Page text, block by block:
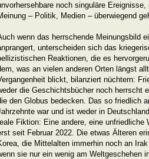
noch singuläre
– Politik, Medien – überwiegend
wenn das herrschende Meinungsbild
unterscheiden sich das
Reaktionen, die es
was an vielen anderen Orten längst
blickt, bilanziert nüchtern:
die Geschichtsbücher noch herrscht
den Globus bedecken. Das so friedlich
war und ist weder in
Fiktion: Eine andere, eine unfriedliche
seit Februar 2022. Die etwas Älteren
die Mittelalten immerhin noch an
sie nur ein wenig am Weltgeschehen